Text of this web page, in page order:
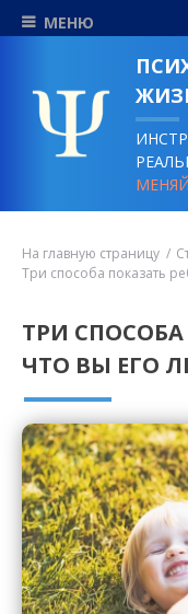
МЕНЮ
На главную страницу
Три способа показать
ТРИ СПОСОБА
ЧТО ВЫ ЕГО